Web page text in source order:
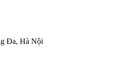
Đa, Hà Nội